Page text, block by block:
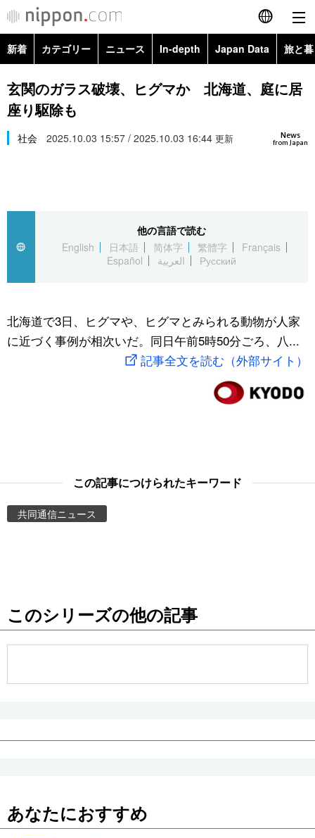
English
简体字
Русский
カテゴリー
経済・ビジネス
国際
文化
トップ
アーカイブ
In-depth
Japan Data
動画/Live
お知らせ
新着 カテゴリー ニュース In-depth Japan Data 旅と
政治・外交
経済・ビジネス
スポーツ・東京2020
Topics
玄関のガラス破壊、ヒグマか 北海道、庭に居
座り駆除も
News
from Japan
社会 2025.10.03 15:57 / 2025.10.03 16:44 更新
他の言語で読む
English
日本語 简体字 繁體字
Français
Español
العربية Русский
北海道で3日、ヒグマや、ヒグマとみられる動物が人家
に近づく事例が相次いだ。同日午前5時50分ごろ、八...
記事全文を読む（外部サイト）
この記事につけられたキーワード
共同通信ニュース
このシリーズの他の記事
あなたにおすすめ